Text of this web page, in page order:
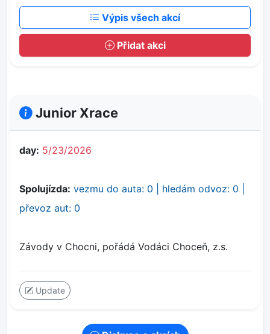
Výpis všech akcí
Přidat akci
Junior Xrace
day: 5/23/2026
Spolujízda: vezmu do auta: 0 | hledám odvoz: 0 |
převoz aut: 0
Závody v Chocni, pořádá Vodáci Choceň, z.s.
Update